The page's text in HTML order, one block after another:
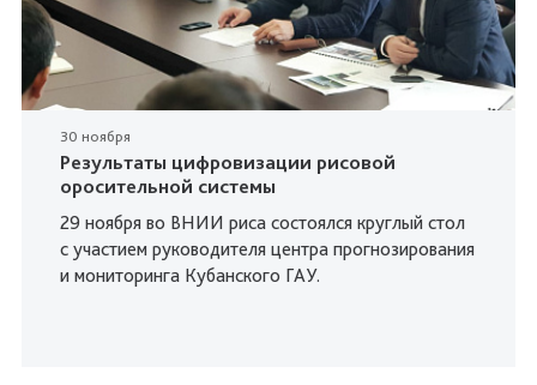
30 ноября
Результаты цифровизации рисовой
оросительной системы
29 ноября во ВНИИ риса состоялся круглый стол
с участием руководителя центра прогнозирования
и мониторинга Кубанского ГАУ.